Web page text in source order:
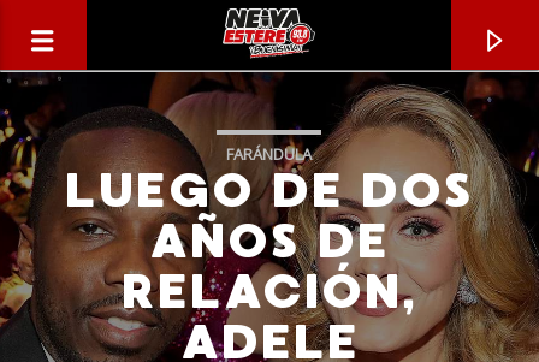
FARÁNDULA
LUEGO DE DOS
AÑOS DE
RELACIÓN,
ADELE